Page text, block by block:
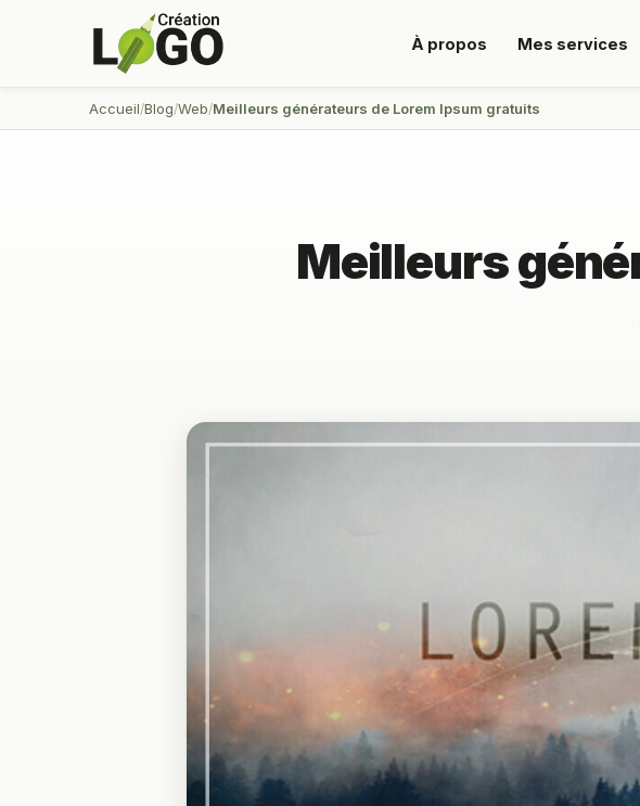
À propos Mes services
Accueil Blog Web Meilleurs générateurs de Lorem Ipsum gratuits
Meilleurs